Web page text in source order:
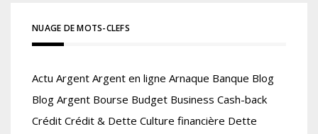
NUAGE DE MOTS-CLEFS
Actu Argent Argent en ligne Arnaque Banque Blog
Blog Argent Bourse Budget Business Cash-back
Crédit Crédit & Dette Culture financière Dette